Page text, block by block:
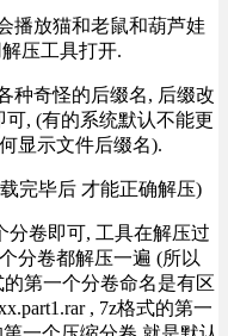
播放猫和老鼠和葫芦娃
压工具打开.
种奇怪的后缀名, 后缀改
, (有的系统默认不能更
显示文件后缀名).
完毕后 才能正确解压)
分卷即可, 工具在解压过
分卷都解压一遍 (所以
第一个分卷命名是有区
, 7z格式的第一